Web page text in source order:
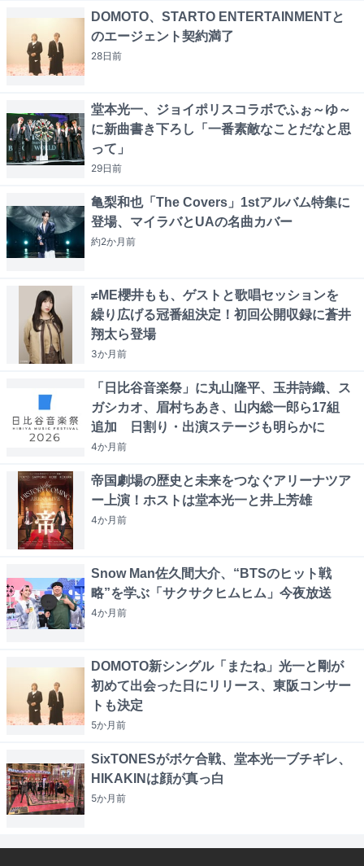
DOMOTO、STARTO ENTERTAINMENTと
のエージェント契約満了
28日前
堂本光一、ジョイポリスコラボでふぉ～ゆ～
に新曲書き下ろし「一番素敵なことだなと思
って」
29日前
亀梨和也「The Covers」1stアルバム特集に
登場、マイラバとUAの名曲カバー
約2か月前
≠ME櫻井もも、ゲストと歌唱セッションを
繰り広げる冠番組決定！初回公開収録に蒼井
翔太ら登場
3か月前
「日比谷音楽祭」に丸山隆平、玉井詩織、ス
ガシカオ、眉村ちあき、山内総一郎ら17組
追加 日割り・出演ステージも明らかに
4か月前
帝国劇場の歴史と未来をつなぐアリーナツア
ー上演！ホストは堂本光一と井上芳雄
4か月前
Snow Man佐久間大介、“BTSのヒット戦
略”を学ぶ「サクサクヒムヒム」今夜放送
4か月前
DOMOTO新シングル「またね」光一と剛が
初めて出会った日にリリース、東阪コンサー
トも決定
5か月前
SixTONESがボケ合戦、堂本光一ブチギレ、
HIKAKINは顔が真っ白
5か月前